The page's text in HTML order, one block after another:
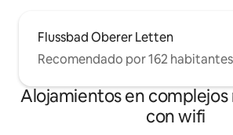
Flussbad Oberer Letten
Recomendado por 162
Alojamientos en complejos
con wifi